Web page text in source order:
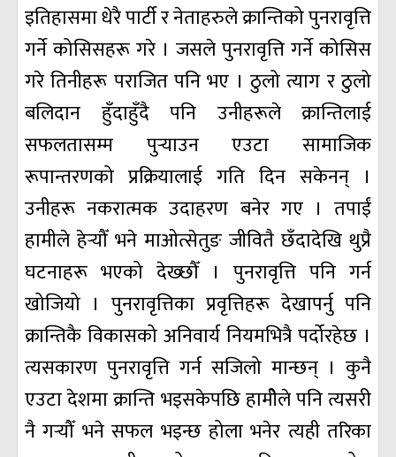
इतिहासमा धेरै पार्टी र नेताहरुले क्रान्तिको पुनरावृत्ति
गर्ने कोसिसहरू गरे । जसले पुनरावृत्ति गर्ने कोसिस
गरे तिनीहरू पराजित पनि भए । ठुलो त्याग र ठुलो
बलिदान हुँदाहुँदै पनि उनीहरूले क्रान्तिलाई
सफलतासम्म पुर्‍याउन एउटा सामाजिक
रूपान्तरणको प्रक्रियालाई गति दिन सकेनन् ।
उनीहरू नकरात्मक उदाहरण बनेर गए । तपाईं
हामीले हेर्‍यौँ भने माओत्सेतुङ जीवितै छँदादेखि थुप्रै
घटनाहरू भएको देख्छौँ । पुनरावृत्ति पनि गर्न
खोजियो । पुनरावृत्तिका प्रवृत्तिहरू देखापर्नु पनि
क्रान्तिकै विकासको अनिवार्य नियमभित्रै पर्दोरहेछ ।
त्यसकारण पुनरावृत्ति गर्न सजिलो मान्छन् । कुनै
एउटा देशमा क्रान्ति भइसकेपछि हामीेले पनि त्यसरी
नै गर्‍यौँ भने सफल भइन्छ होला भनेर त्यही तरिका